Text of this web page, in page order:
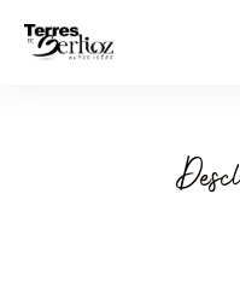
contenu